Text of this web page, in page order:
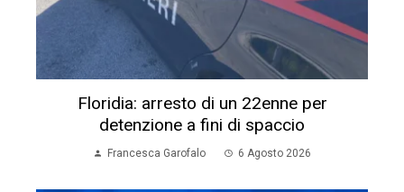
Floridia: arresto di un 22enne per
detenzione a fini di spaccio
Francesca Garofalo 6 Agosto 2026